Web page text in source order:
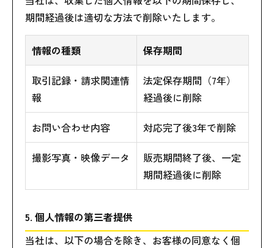
期間経過後は適切な方法で削除いたします。
情報の種類 保存期間
取引記録・請求関連情
報
法定保存期間（7年）
経過後に削除
お問い合わせ内容 対応完了後3年で削除
撮影写真・映像データ
販売期間終了後、一定
期間経過後に削除
5. 個人情報の第三者提供
当社は、以下の場合を除き、お客様の同意なく個